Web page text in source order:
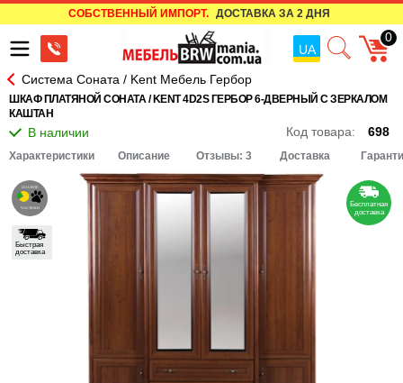
СОБСТВЕННЫЙ ИМПОРТ. ДОСТАВКА ЗА 2 ДНЯ
UA
0
Система Соната / Kent Мебель Гербор
ШКАФ ПЛАТЯНОЙ СОНАТА / KENT 4D2S ГЕРБОР 6-ДВЕРНЫЙ С ЗЕРКАЛОМ
КАШТАН
Код товара: 698
Характеристики Описание Отзывы: 3 Доставка